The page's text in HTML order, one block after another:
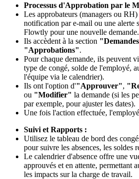
Processus d'Approbation par le
Les approbateurs (managers ou
notification par e-mail ou une alerte
Flowtly pour une nouvelle demande.
Ils accèdent à la section
"Approbations".
Pour chaque demande, ils peuvent
type de congé, solde de l'employé,
l'équipe via le calendrier).
Ils ont l'option d'"Approuver",
ou "Modifier" la demande (si les
par exemple, pour ajuster les dates).
Une fois l'action effectuée,
Suivi et Rapports :
Utilisez le tableau de bord des
pour suivre les absences, les soldes
Le calendrier d'absence offre une
approuvés et en attente, permettant
les impacts sur la charge de travail.